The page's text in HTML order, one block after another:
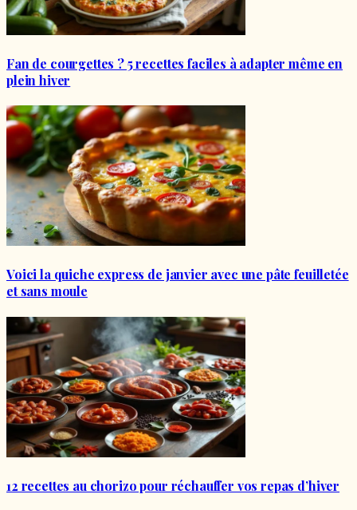
Fan de courgettes ? 5 recettes faciles à adapter même en
plein hiver
Voici la quiche express de janvier avec une pâte feuilletée
et sans moule
12 recettes au chorizo pour réchauffer vos repas d’hiver